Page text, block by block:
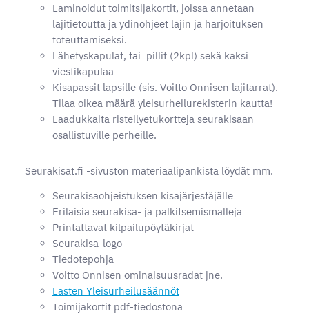
Laminoidut toimitsijakortit, joissa annetaan
lajitietoutta ja ydinohjeet lajin ja harjoituksen
toteuttamiseksi.
Lähetyskapulat, tai pillit (2kpl) sekä kaksi
viestikapulaa
Kisapassit lapsille (sis. Voitto Onnisen lajitarrat).
Tilaa oikea määrä yleisurheilurekisterin kautta!
Laadukkaita risteilyetukortteja seurakisaan
osallistuville perheille.
Seurakisat.fi -sivuston materiaalipankista löydät mm.
Seurakisaohjeistuksen kisajärjestäjälle
Erilaisia seurakisa- ja palkitsemismalleja
Printattavat kilpailupöytäkirjat
Seurakisa-logo
Tiedotepohja
Voitto Onnisen ominaisuusradat jne.
Lasten Yleisurheilusäännöt
Toimijakortit pdf-tiedostona